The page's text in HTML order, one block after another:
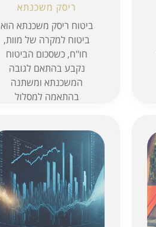
ריסק משכנתא
ביטוח ריסק משכנתא הוא
ביטוח למקרה של מוות,
חו"ח, כשסכום הביטוח
נקבע בהתאם לגובה
המשכנתא ומשתנה
בהתאמה למסלול
משועבד...